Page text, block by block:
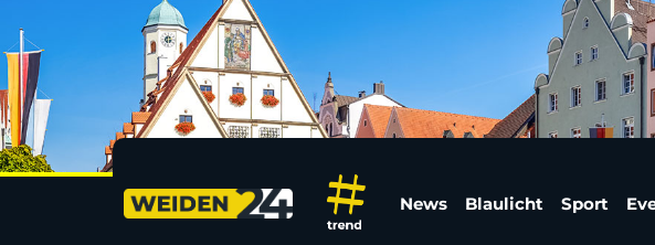
Aftershowparty des „Hip-Hop
News Blaulicht Sport